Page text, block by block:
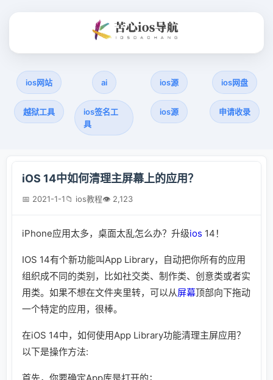
ios网站 ai ios源 ios网盘
越狱工具
ios签名工
具
ios源 申请收录
iOS 14中如何清理主屏幕上的应用？
📅 2021-1-1📁 ios教程👁 2,123
iPhone应用太多，桌面太乱怎么办？升级ios 14！
IOS 14有个新功能叫App Library，自动把你所有的应用
组织成不同的类别，比如社交类、制作类、创意类或者实
用类。如果不想在文件夹里转，可以从屏幕顶部向下拖动
一个特定的应用，很棒。
在iOS 14中，如何使用App Library功能清理主屏应用？
以下是操作方法: